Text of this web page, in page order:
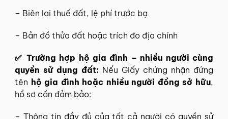
– Biên lai thuế đất, lệ phí trước bạ
– Bản đồ thửa đất hoặc trích đo địa chính
✅ Trường hợp hộ gia đình – nhiều người cùng
quyền sử dụng đất: Nếu Giấy chứng nhận đứng
tên hộ gia đình hoặc nhiều người đồng sở hữu,
hồ sơ cần đảm bảo:
– Thông tin đầy đủ của tất cả người có quyền sử